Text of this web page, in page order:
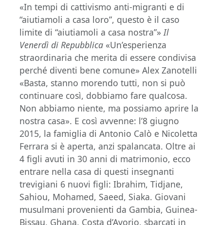
«In tempi di cattivismo anti-migranti e di
“aiutiamoli a casa loro”, questo è il caso
limite di “aiutiamoli a casa nostra”»Il
Venerdì di Repubblica «Un’esperienza
straordinaria che merita di essere condivisa
perché diventi bene comune» Alex Zanotelli
«Basta, stanno morendo tutti, non si può
continuare così, dobbiamo fare qualcosa.
Non abbiamo niente, ma possiamo aprire la
nostra casa». E così avvenne: l’8 giugno
2015, la famiglia di Antonio Calò e Nicoletta
Ferrara si è aperta, anzi spalancata. Oltre ai
4 figli avuti in 30 anni di matrimonio, ecco
entrare nella casa di questi insegnanti
trevigiani 6 nuovi figli: Ibrahim, Tidjane,
Sahiou, Mohamed, Saeed, Siaka. Giovani
musulmani provenienti da Gambia, Guinea-
Bissau, Ghana, Costa d’Avorio, sbarcati in